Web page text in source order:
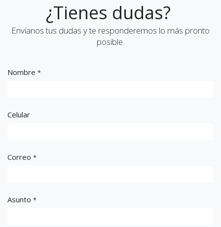
¿Tienes dudas?
Envíanos tus dudas y te responderemos lo más pronto
posible.
Nombre *
Celular
Correo *
Asunto *